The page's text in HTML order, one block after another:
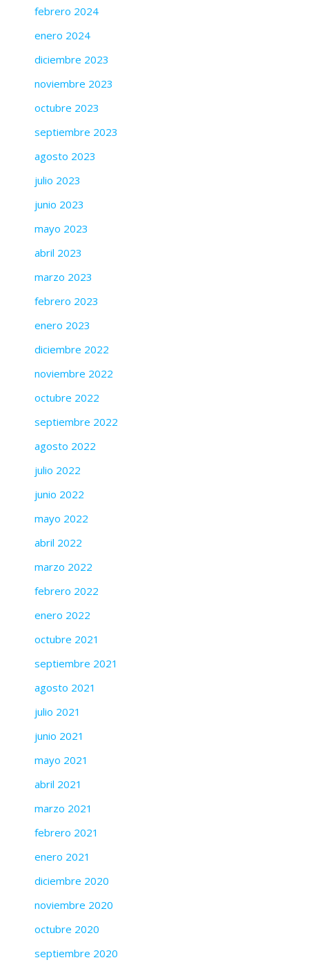
febrero 2024
enero 2024
diciembre 2023
noviembre 2023
octubre 2023
septiembre 2023
agosto 2023
julio 2023
junio 2023
mayo 2023
abril 2023
marzo 2023
febrero 2023
enero 2023
diciembre 2022
noviembre 2022
octubre 2022
septiembre 2022
agosto 2022
julio 2022
junio 2022
mayo 2022
abril 2022
marzo 2022
febrero 2022
enero 2022
octubre 2021
septiembre 2021
agosto 2021
julio 2021
junio 2021
mayo 2021
abril 2021
marzo 2021
febrero 2021
enero 2021
diciembre 2020
noviembre 2020
octubre 2020
septiembre 2020